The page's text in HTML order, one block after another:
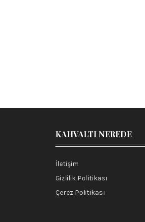
KAHVALTI NEREDE
İletişim
Gizlilik Politikası
Çerez Politikası